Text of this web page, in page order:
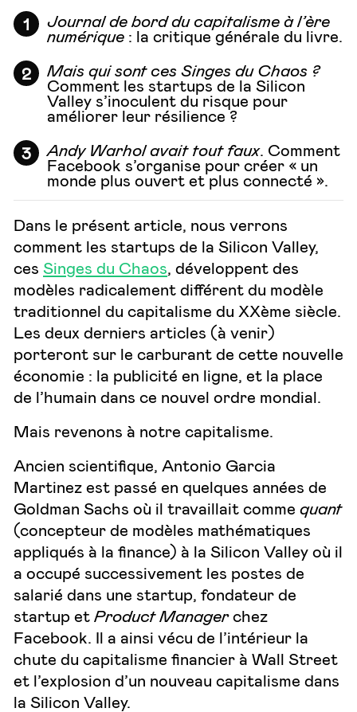
Journal de bord du capitalisme à l’ère
numérique : la critique générale du livre.
Mais qui sont ces Singes du Chaos ?
Comment les startups de la Silicon
Valley s’inoculent du risque pour
améliorer leur résilience ?
Andy Warhol avait tout faux. Comment
Facebook s’organise pour créer « un
monde plus ouvert et plus connecté ».
Dans le présent article, nous verrons
comment les startups de la Silicon Valley,
ces Singes du Chaos , développent des
modèles radicalement différent du modèle
traditionnel du capitalisme du XXème siècle.
Les deux derniers articles (à venir)
porteront sur le carburant de cette nouvelle
économie : la publicité en ligne, et la place
de l’humain dans ce nouvel ordre mondial.
Mais revenons à notre capitalisme.
Ancien scientifique, Antonio Garcia
Martinez est passé en quelques années de
Goldman Sachs où il travaillait comme quant
(concepteur de modèles mathématiques
appliqués à la finance) à la Silicon Valley où il
a occupé successivement les postes de
salarié dans une startup, fondateur de
startup et Product Managerchez
Facebook. Il a ainsi vécu de l’intérieur la
chute du capitalisme financier à Wall Street
et l’explosion d’un nouveau capitalisme dans
la Silicon Valley.